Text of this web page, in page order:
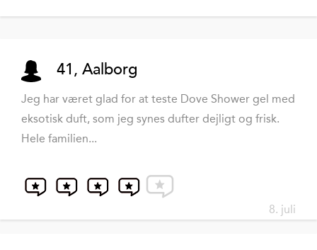
41, Aalborg
Jeg har været glad for at teste Dove Shower gel med
eksotisk duft, som jeg synes dufter dejligt og frisk.
Hele familien...
8. juli